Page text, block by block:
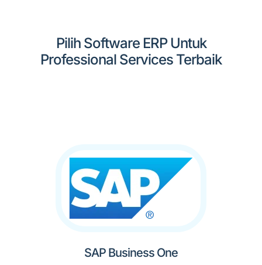
Pilih Software ERP Untuk
Professional Services Terbaik
SAP Business One